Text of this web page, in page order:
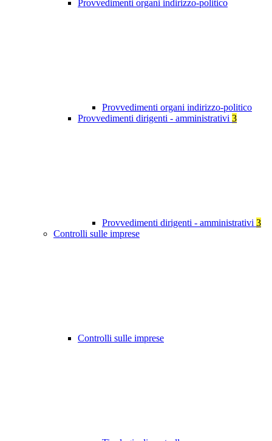
Provvedimenti organi indirizzo-politico
Provvedimenti organi indirizzo-politico
Provvedimenti dirigenti - amministrativi 3
Provvedimenti dirigenti - amministrativi 3
Controlli sulle imprese
Controlli sulle imprese